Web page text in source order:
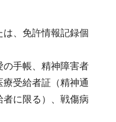
は、免許情報記録個
の手帳、精神障害者
受給者証（精神通
者に限る）、戦傷病